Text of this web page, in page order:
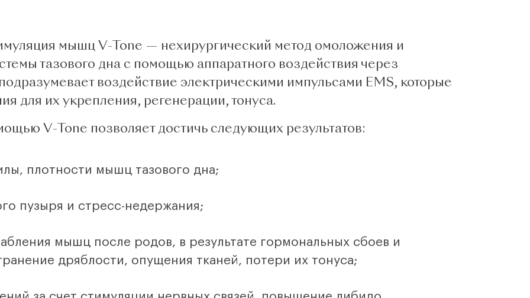
мышц V-Tone — нехирургический метод омоложения и
тазового дна с помощью аппаратного воздействия через
воздействие электрическими импульсами EMS, которые
для их укрепления, регенерации, тонуса.
V-Tone позволяет достичь следующих результатов:
плотности мышц тазового дна;
пузыря и стресс-недержания;
мышц после родов, в результате гормональных сбоев и
дряблости, опущения тканей, потери их тонуса;